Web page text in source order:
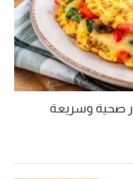
صحية وسريعة